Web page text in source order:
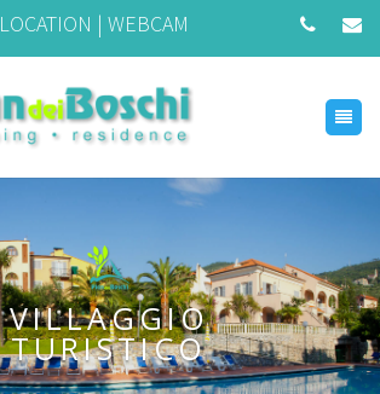
LOCATION | WEBCAM
VILLAGGIO
TURISTICO